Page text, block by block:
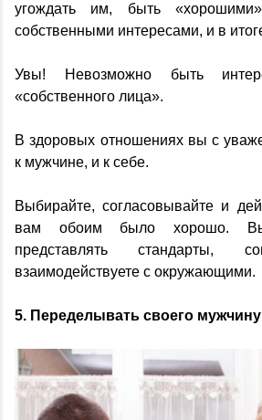
угождать им, быть
собственными интересами, и в
Увы! Невозможно быть
«собственного лица».
В здоровых отношениях вы с
к мужчине, и к себе.
Выбирайте, согласовывайте и
вам обоим было хорошо.
представлять стандарты,
взаимодействуете с окружающими.
5. Переделывать своего